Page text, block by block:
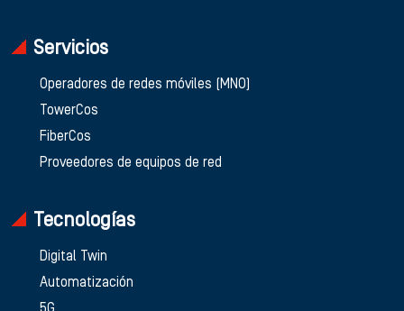
Servicios
Operadores de redes móviles (MNO)
TowerCos
FiberCos
Proveedores de equipos de red
Tecnologías
Digital Twin
Automatización